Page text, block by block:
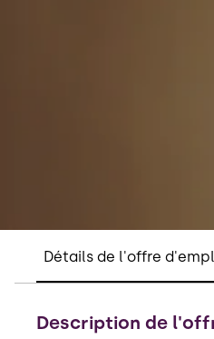
Détails de l'offre
Description de